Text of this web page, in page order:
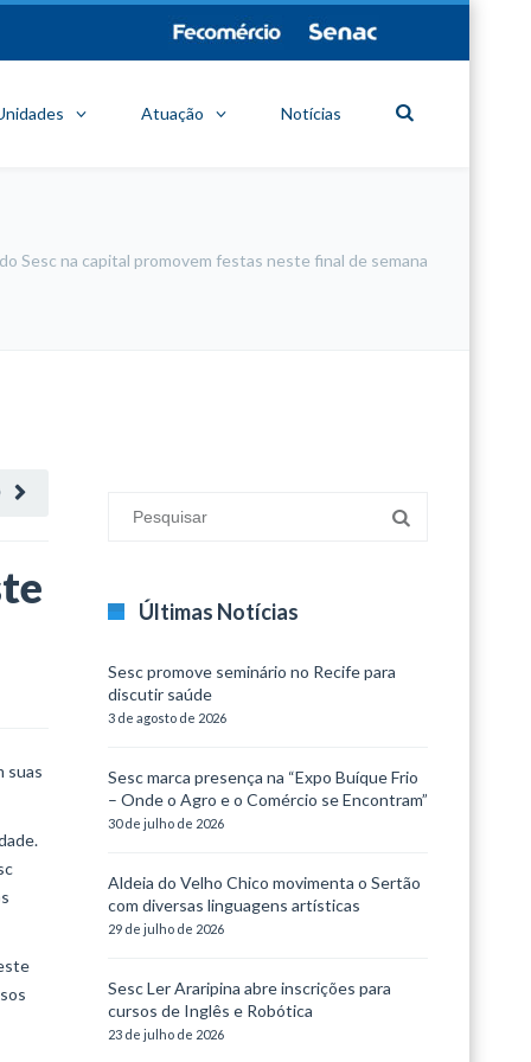
Atuação Notícias
Sesc na capital promovem festas neste final de semana
suas
Últimas Notícias
Sesc promove seminário no Recife para
discutir saúde
3 de agosto de 2026
Sesc marca presença na “Expo Buíque Frio
– Onde o Agro e o Comércio se Encontram”
30 de julho de 2026
Aldeia do Velho Chico movimenta o Sertão
com diversas linguagens artísticas
29 de julho de 2026
Sesc Ler Araripina abre inscrições para
cursos de Inglês e Robótica
23 de julho de 2026